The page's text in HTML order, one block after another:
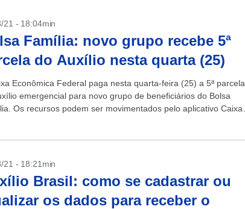
21 - 18:04min
Família: novo grupo recebe 5ª
do Auxílio nesta quarta (25)
Econômica Federal paga nesta quarta-feira (25) a 5ª parcela
emergencial para novo grupo de beneficiários do Bolsa
Os recursos podem ser movimentados pelo aplicativo Caixa
21 - 18:21min
Brasil: como se cadastrar ou
os dados para receber o